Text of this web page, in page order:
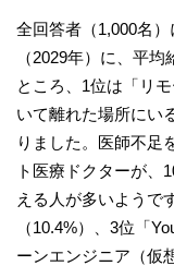
全回答者（1,000名
（2029年）に、平
ところ、1位は「リ
いて離れた場所にい
りました。医師不足
ト医療ドクターが、
える人が多いようで
（10.4%）、3位「
ーンエンジニア（仮